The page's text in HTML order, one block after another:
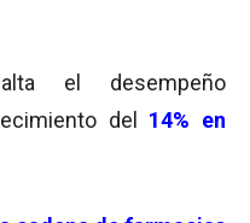
el desempeño
del 14% en